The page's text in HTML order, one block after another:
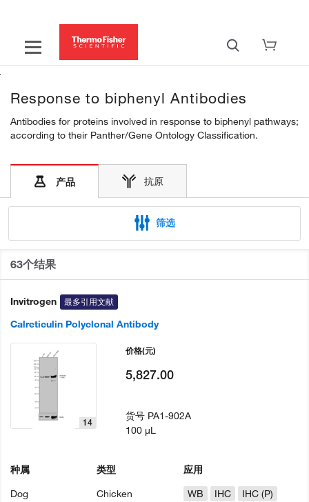
Response to biphenyl Antibodies
Antibodies for proteins involved in response to biphenyl pathways;
according to their Panther/Gene Ontology Classification.
产品 抗原
筛选
63个结果
Invitrogen 最多引用文献
Calreticulin Polyclonal Antibody
14
种属
Dog
类型
Chicken
应用
WB
IHC
IHC (P)
价格(元)
5,827.00
货号 PA1-902A
100 µL